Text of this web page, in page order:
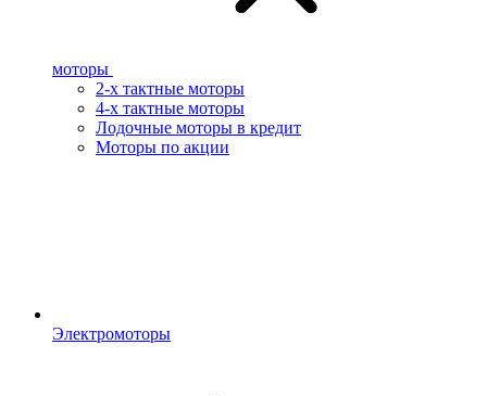
моторы
2-х тактные моторы
4-х тактные моторы
Лодочные моторы в кредит
Моторы по акции
Электромоторы